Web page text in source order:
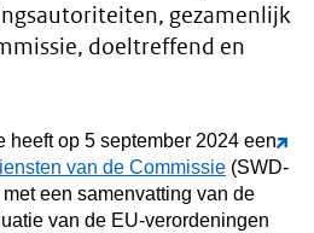
gezamenlijk
doeltreffend en
heeft op 5 september 2024 een
van de Commissie (SWD-
een samenvatting van de
van de EU-verordeningen